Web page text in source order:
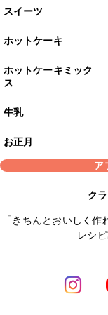
スイーツ
ホットケーキ
ホットケーキミック
ス
牛乳
お正月
ア
ク
「きちんとおいしく
レシ